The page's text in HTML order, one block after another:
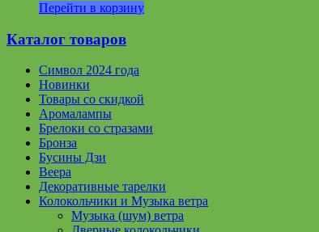
Перейти в корзину
Каталог товаров
Символ 2024 года
Новинки
Товары со скидкой
Аромалампы
Брелоки со стразами
Бронза
Бусины Дзи
Веера
Декоративные тарелки
Колокольчики и Музыка ветра
Музыка (шум) ветра